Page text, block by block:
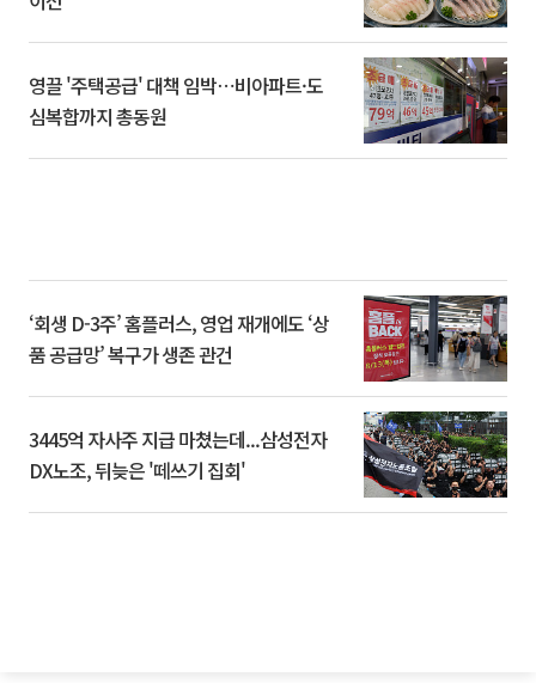
영끌 '주택공급' 대책 임박⋯비아파트·도
심복합까지 총동원
‘회생 D-3주’ 홈플러스, 영업 재개에도 ‘상
품 공급망’ 복구가 생존 관건
3445억 자사주 지급 마쳤는데...삼성전자
DX노조, 뒤늦은 '떼쓰기 집회'